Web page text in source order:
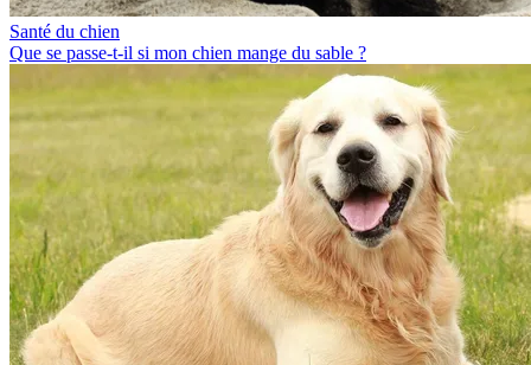
Santé du chien
Que se passe-t-il si mon chien mange du sable ?